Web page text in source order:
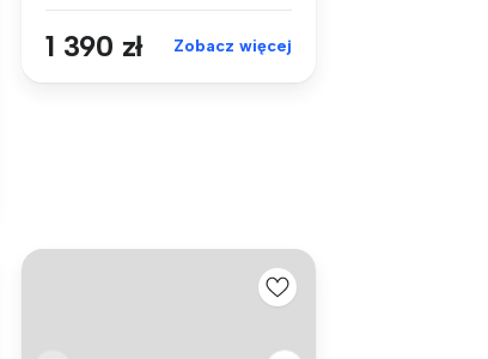
1 390 zł Zobacz więcej